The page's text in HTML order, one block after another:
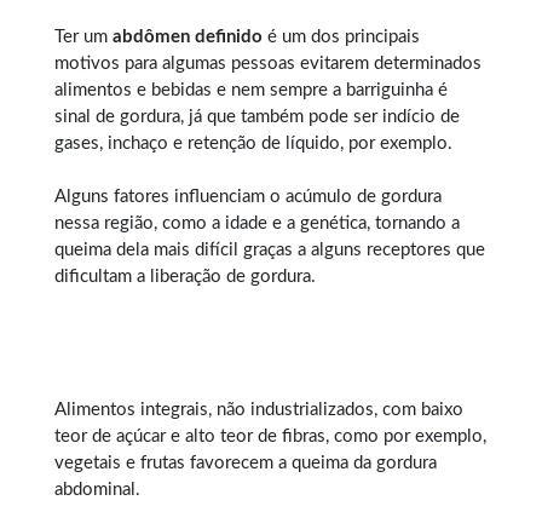
Ter um abdômen definido é um dos principais
motivos para algumas pessoas evitarem determinados
alimentos e bebidas e nem sempre a barriguinha é
sinal de gordura, já que também pode ser indício de
gases, inchaço e retenção de líquido, por exemplo.
Alguns fatores influenciam o acúmulo de gordura
nessa região, como a idade e a genética, tornando a
queima dela mais difícil graças a alguns receptores que
dificultam a liberação de gordura.
Alimentos integrais, não industrializados, com baixo
teor de açúcar e alto teor de fibras, como por exemplo,
vegetais e frutas favorecem a queima da gordura
abdominal.